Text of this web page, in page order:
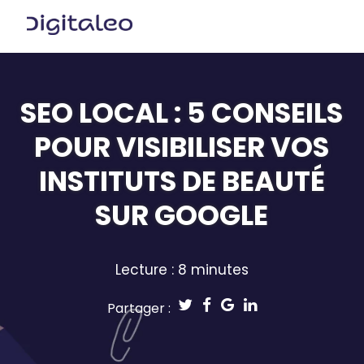
SEO LOCAL : 5 CONSEILS
POUR VISIBILISER VOS
INSTITUTS DE BEAUTÉ
SUR GOOGLE
Lecture : 8 minutes
Partager :